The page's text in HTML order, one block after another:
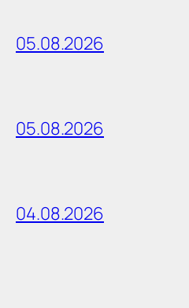
05.08.2026
05.08.2026
04.08.2026